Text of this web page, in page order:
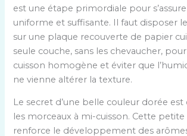
est une étape primordiale pour
uniforme et suffisante. Il faut disposer
sur une plaque recouverte de papier
seule couche, sans les chevaucher,
cuisson homogène et éviter que
ne vienne altérer la texture.
Le secret d’une belle couleur dorée
les morceaux à mi-cuisson. Cette
renforce le développement des